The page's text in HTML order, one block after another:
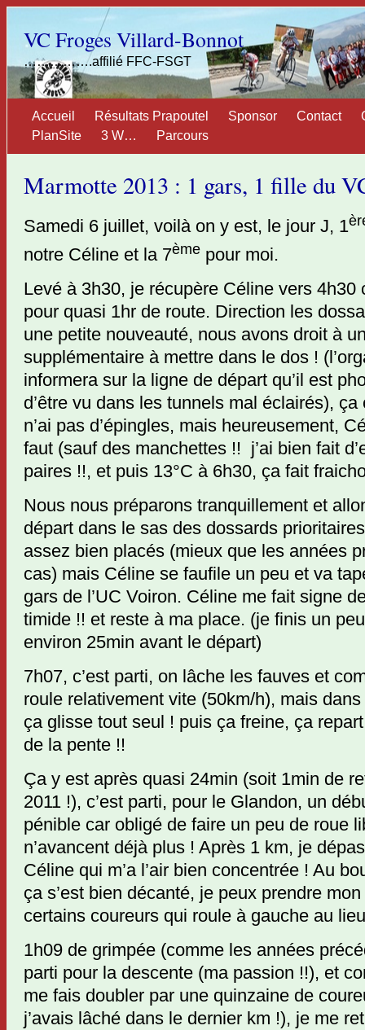
VC Froges Villard-Bonnot
…………….affilié FFC-FSGT
Accueil Résultats Prapoutel Sponsor Contact
PlanSite
3 W… Parcours
Marmotte 2013 : 1 gars, 1 fille du
Samedi 6 juillet, voilà on y est, le jour J, 1
notre Céline et la 7ème pour moi.
Levé à 3h30, je récupère Céline vers 4h30
pour quasi 1hr de route. Direction les
une petite nouveauté, nous avons droit à
supplémentaire à mettre dans le dos !
informera sur la ligne de départ qu’il est
d’être vu dans les tunnels mal éclairés),
n’ai pas d’épingles, mais heureusement,
faut (sauf des manchettes !! j’ai bien fait
paires !!, et puis 13°C à 6h30, ça fait
Nous nous préparons tranquillement et
départ dans le sas des dossards
assez bien placés (mieux que les années
cas) mais Céline se faufile un peu et va
gars de l’UC Voiron. Céline me fait signe
timide !! et reste à ma place. (je finis un
environ 25min avant le départ)
7h07, c’est parti, on lâche les fauves et
roule relativement vite (50km/h), mais
ça glisse tout seul ! puis ça freine, ça
de la pente !!
Ça y est après quasi 24min (soit 1min de
2011 !), c’est parti, pour le Glandon, un
pénible car obligé de faire un peu de roue
n’avancent déjà plus ! Après 1 km, je
Céline qui m’a l’air bien concentrée ! Au
ça s’est bien décanté, je peux prendre
certains coureurs qui roule à gauche au
1h09 de grimpée (comme les années
parti pour la descente (ma passion !!), et
me fais doubler par une quinzaine de
j’avais lâché dans le dernier km !), je me